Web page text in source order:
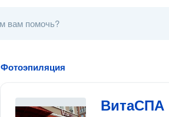
Фотоэпиляция
ВитаСПА